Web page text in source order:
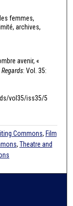
femmes,
archives,
avenir, «
Regards: Vol. 35:
vol35/iss35/5
Commons, Film
, Theatre and